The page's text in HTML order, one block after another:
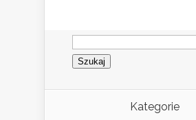
Szukaj:
Kategorie